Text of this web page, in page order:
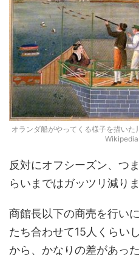
オランダ船がやってくる様子を描い
反対にオフシーズン、つ
らいまではガッツリ減りま
商館長以下の商売を行い
たち合わせて15人くらい
から、かなりの差があっ